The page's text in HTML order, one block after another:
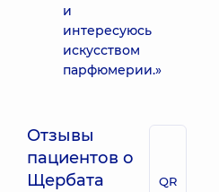
и
интересуюсь
искусством
парфюмерии.»
Отзывы
пациентов о
Щербата
QR